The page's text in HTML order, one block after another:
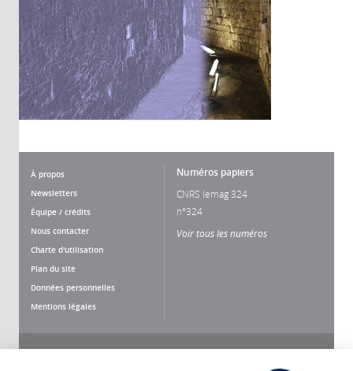
À propos
Newsletters
Équipe / crédits
Nous contacter
Charte d'utilisation
Plan du site
Données personnelles
Mentions légales
Numéros papiers
CNRS lemag 324
n°324
Voir tous les numéros